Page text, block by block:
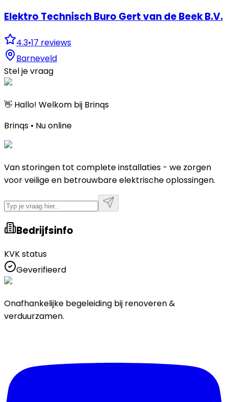
Elektro Technisch Buro Gert van de Beek B.V.
4.3•17 reviews
Barneveld
Stel je vraag
👋 Hallo! Welkom bij Brinqs
Brinqs • Nu online
Van storingen tot complete installaties - we zorgen
voor veilige en betrouwbare elektrische oplossingen.
Bedrijfsinfo
KVK status
Geverifieerd
Onafhankelijke begeleiding bij renoveren &
verduurzamen.